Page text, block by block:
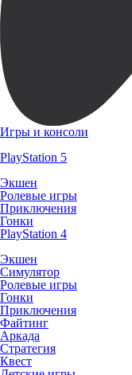
Игры и консоли
PlayStation 5
Экшен
Ролевые игры
Приключения
Гонки
PlayStation 4
Экшен
Симулятор
Ролевые игры
Гонки
Приключения
Файтинг
Аркада
Стратегия
Квест